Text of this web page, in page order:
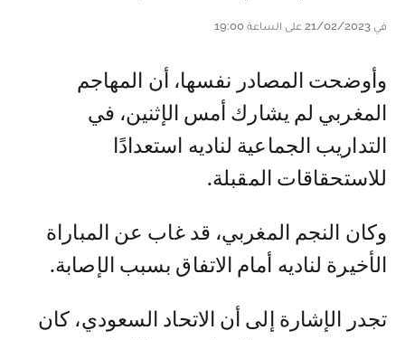
في 21/02/2023 على الساعة 19:00
وأوضحت المصادر نفسها، أن المهاجم
المغربي لم يشارك أمس الإثنين، في
التداريب الجماعية لناديه استعدادًا
للاستحقاقات المقبلة.
وكان النجم المغربي، قد غاب عن المباراة
الأخيرة لناديه أمام الاتفاق بسبب الإصابة.
تجدر الإشارة إلى أن الاتحاد السعودي، كان